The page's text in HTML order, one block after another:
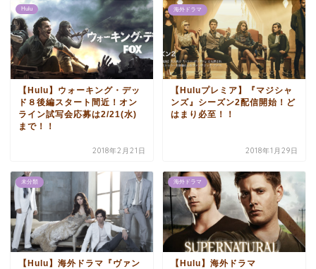
Hulu
【Hulu】ウォーキング・デッ
ド８後編スタート間近！オン
ライン試写会応募は2/21(水)
まで！！
2018年2月21日
海外ドラマ
【Huluプレミア】『マジシャ
ンズ』シーズン2配信開始！ど
はまり必至！！
2018年1月29日
未分類
【Hulu】海外ドラマ『ヴァン
海外ドラマ
【Hulu】海外ドラマ